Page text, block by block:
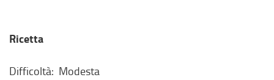
Ricetta
Difficoltà: Modesta